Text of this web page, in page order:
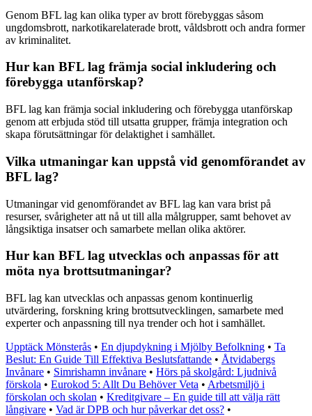
Genom BFL lag kan olika typer av brott förebyggas såsom
ungdomsbrott, narkotikarelaterade brott, våldsbrott och andra former
av kriminalitet.
Hur kan BFL lag främja social inkludering och
förebygga utanförskap?
BFL lag kan främja social inkludering och förebygga utanförskap
genom att erbjuda stöd till utsatta grupper, främja integration och
skapa förutsättningar för delaktighet i samhället.
Vilka utmaningar kan uppstå vid genomförandet av
BFL lag?
Utmaningar vid genomförandet av BFL lag kan vara brist på
resurser, svårigheter att nå ut till alla målgrupper, samt behovet av
långsiktiga insatser och samarbete mellan olika aktörer.
Hur kan BFL lag utvecklas och anpassas för att
möta nya brottsutmaningar?
BFL lag kan utvecklas och anpassas genom kontinuerlig
utvärdering, forskning kring brottsutvecklingen, samarbete med
experter och anpassning till nya trender och hot i samhället.
Upptäck Mönsterås • En djupdykning i Mjölby Befolkning • Ta
Beslut: En Guide Till Effektiva Beslutsfattande • Åtvidabergs
Invånare • Simrishamn invånare • Hörs på skolgård: Ljudnivå
förskola • Eurokod 5: Allt Du Behöver Veta • Arbetsmiljö i
förskolan och skolan • Kreditgivare – En guide till att välja rätt
långivare • Vad är DPB och hur påverkar det oss? •